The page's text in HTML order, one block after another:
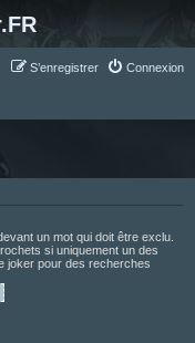
Connexion
S’enregistrer
un mot qui doit être exclu.
si uniquement un des
joker pour des recherches